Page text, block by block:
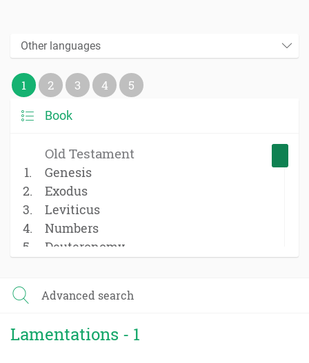
Other languages
1 2 3 4 5
Book
Old Testament
Genesis
Exodus
Leviticus
Numbers
Deuteronomy
Ruth
2 Samuel
Advanced search
Lamentations - 1